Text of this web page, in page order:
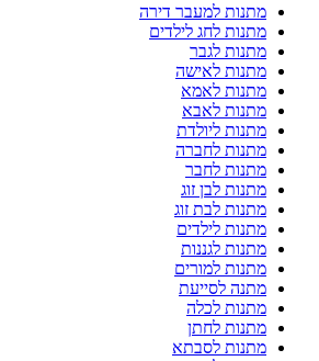
מתנות למעבר דירה
מתנות לחג לילדים
מתנות לגבר
מתנות לאישה
מתנות לאמא
מתנות לאבא
מתנות ליולדת
מתנות לחברה
מתנות לחבר
מתנות לבן זוג
מתנות לבת זוג
מתנות לילדים
מתנות לגננות
מתנות למורים
מתנה לסייעת
מתנות לכלה
מתנות לחתן
מתנות לסבתא